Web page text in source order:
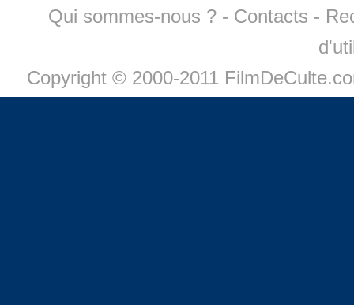
Qui sommes-nous ? - Contacts -
Copyright © 2000-2011